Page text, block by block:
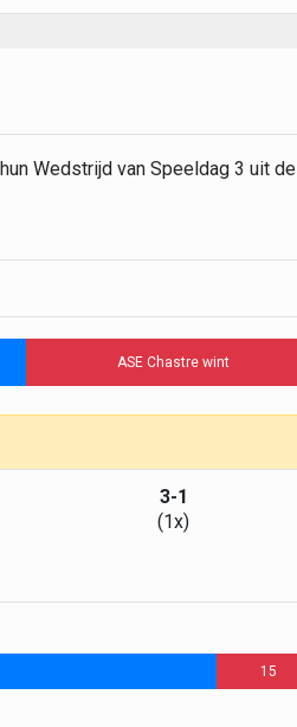
Wedstrijd van Speeldag 3 uit de
ASE Chastre wint
3-1
(1x)
15